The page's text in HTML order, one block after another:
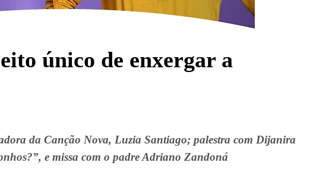
único de enxergar a
da Canção Nova, Luzia Santiago; palestra com Dijanira
e missa com o padre Adriano Zandoná